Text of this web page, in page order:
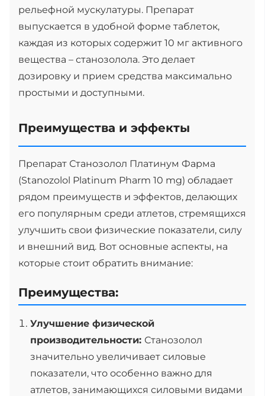
рельефной мускулатуры. Препарат
выпускается в удобной форме таблеток,
каждая из которых содержит 10 мг активного
вещества – станозолола. Это делает
дозировку и прием средства максимально
простыми и доступными.
Преимущества и эффекты
Препарат Станозолол Платинум Фарма
(Stanozolol Platinum Pharm 10 mg) обладает
рядом преимуществ и эффектов, делающих
его популярным среди атлетов, стремящихся
улучшить свои физические показатели, силу
и внешний вид. Вот основные аспекты, на
которые стоит обратить внимание:
Преимущества:
Улучшение физической
производительности: Станозолол
значительно увеличивает силовые
показатели, что особенно важно для
атлетов, занимающихся силовыми видами